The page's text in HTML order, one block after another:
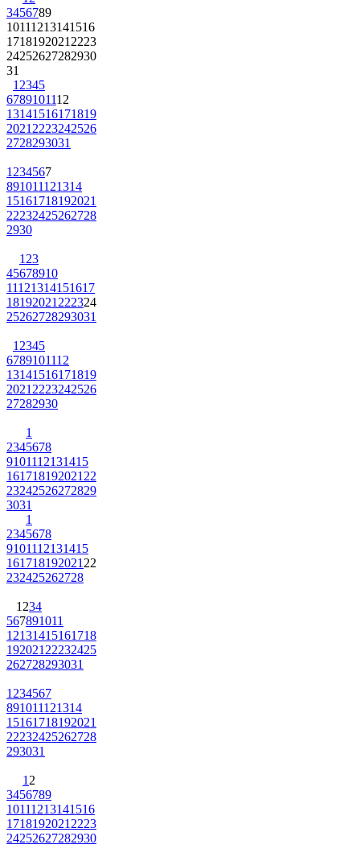
3456789
10111213141516
1718192021 2223
24252627282930
31
1 2345
6789101112
13141516171819
2021 2223242526
2728293031
1 234567
891011121314
15161718192021
22232425262728
2930
1 23
45678910
11121314151617
18192021 222324
25262728293031
1 2345
6789101112
13141516171819
2021 2223242526
27282930
1
2345678
9101112131415
161718192021 22
23242526272829
3031
1
2345678
9101112131415
161718192021 22
232425262728
1 234
567891011
12131415161718
192021 22232425
262728293031
1 234567
891011121314
15161718192021
22232425262728
293031
1 2
3456789
10111213141516
1718192021 2223
24252627282930